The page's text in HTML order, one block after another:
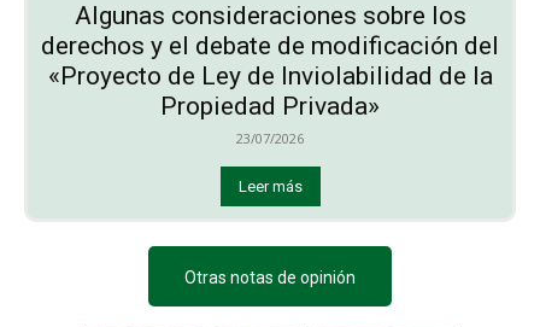
Algunas consideraciones sobre los
derechos y el debate de modificación del
«Proyecto de Ley de Inviolabilidad de la
Propiedad Privada»
23/07/2026
Leer más
Otras notas de opinión